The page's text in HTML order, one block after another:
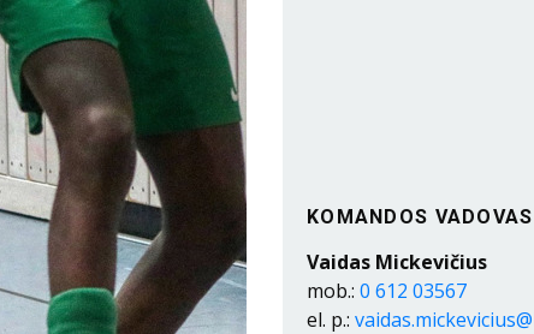
KOMANDOS VADOVAS
Vaidas Mickevičius
mob.: 0 612 03567
el. p.: